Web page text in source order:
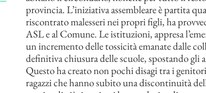
provincia. L’iniziativa assembleare è partita
riscontrato malesseri nei propri figli, ha
ASL e al Comune. Le istituzioni, appresa
un incremento delle tossicità emanate dalle
definitiva chiusura delle scuole, spostando
Questo ha creato non pochi disagi tra i
ragazzi che hanno subito una discontinuità